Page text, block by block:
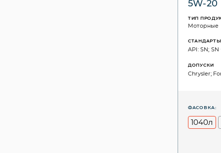
5W-20
ТИП
Моторные
СТАНДАРТЫ
API: SN; SN
ДОПУСКИ
Chrysler;
ФАСОВКА:
1040л